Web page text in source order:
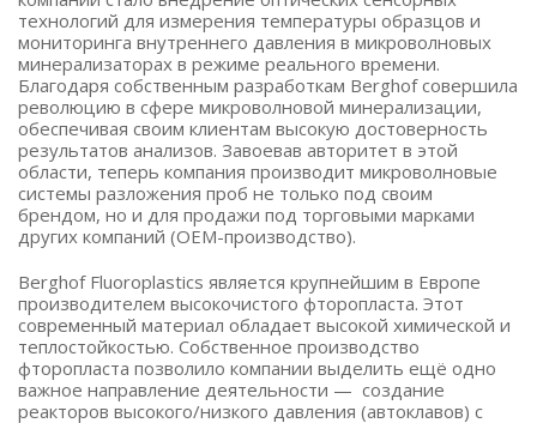
технологий для измерения температуры образцов и
мониторинга внутреннего давления в микроволновых
минерализаторах в режиме реального времени.
Благодаря собственным разработкам Berghof совершила
революцию в сфере микроволновой минерализации,
обеспечивая своим клиентам высокую достоверность
результатов анализов. Завоевав авторитет в этой
области, теперь компания производит микроволновые
системы разложения проб не только под своим
брендом, но и для продажи под торговыми марками
других компаний (OEM-производство).
Berghof Fluoroplastics является крупнейшим в Европе
производителем высокочистого фторопласта. Этот
современный материал обладает высокой химической и
теплостойкостью. Собственное производство
фторопласта позволило компании выделить ещё одно
важное направление деятельности — создание
реакторов высокого/низкого давления (автоклавов) с